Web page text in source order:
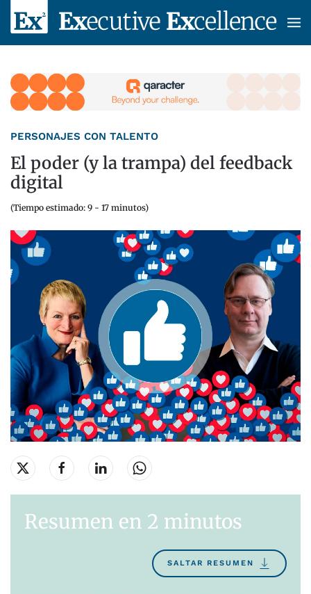
Skip to main content
PERSONAJES CON TALENTO
El poder (y la trampa) del feedback
digital
(Tiempo estimado: 9 - 17 minutos)
Resumen en 2 minutos
SALTAR RESUMEN